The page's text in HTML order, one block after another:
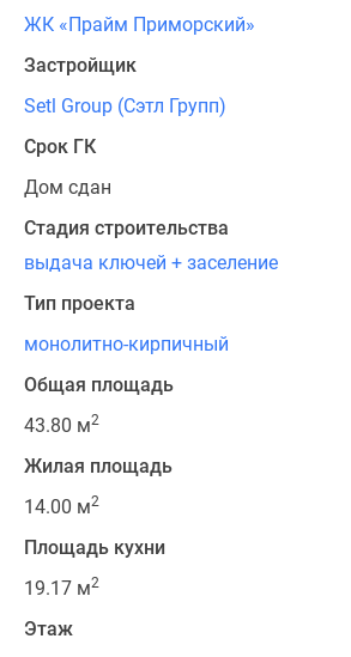
ЖК «Прайм Приморский»
Застройщик
Setl Group (Сэтл Групп)
Срок ГК
Дом сдан
Стадия строительства
выдача ключей + заселение
Тип проекта
монолитно-кирпичный
Общая площадь
43.80 м2
Жилая площадь
14.00 м2
Площадь кухни
19.17 м2
Этаж